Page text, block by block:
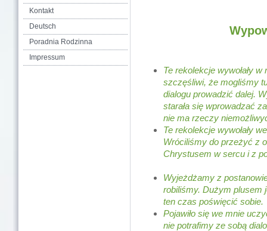
Kontakt
Deutsch
Poradnia Rodzinna
Impressum
Te rekolekcje wywołały
szczęśliwi, że mogliśmy
dialogu prowadzić dalej.
starała się wprowadzać
nie ma
Te rekolekcje wywołały
Wróciliśmy do przeżyć z
Chrystusem w sercu i z
Wyjeżdżamy z
robiliśmy. Dużym plusem
ten czas
Pojawiło się we mnie
nie potrafimy ze sobą